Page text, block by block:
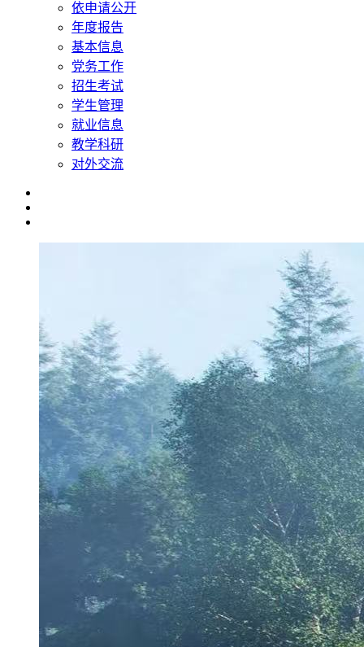
依申请公开
年度报告
基本信息
党务工作
招生考试
学生管理
就业信息
教学科研
对外交流